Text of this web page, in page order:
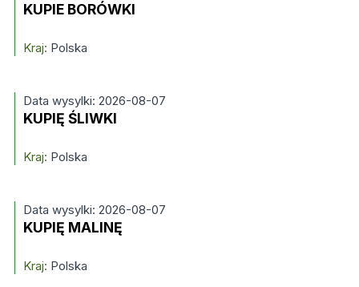
KUPIE BORÓWKI
Kraj: Polska
Data wysylki: 2026-08-07
KUPIĘ ŚLIWKI
Kraj: Polska
Data wysylki: 2026-08-07
KUPIĘ MALINĘ
Kraj: Polska